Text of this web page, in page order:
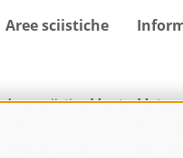
Aree sciistiche
Area sciistica Monte Meteo